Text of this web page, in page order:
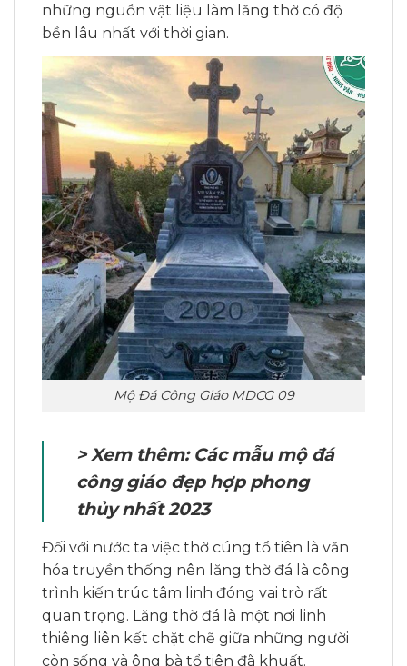
những nguồn vật liệu làm lăng thờ có độ
bền lâu nhất với thời gian.
Mộ Đá Công Giáo MDCG 09
> Xem thêm: Các mẫu mộ đá
công giáo đẹp hợp phong
thủy nhất 2023
Đối với nước ta việc thờ cúng tổ tiên là văn
hóa truyền thống nên lăng thờ đá là công
trình kiến trúc tâm linh đóng vai trò rất
quan trọng. Lăng thờ đá là một nơi linh
thiêng liên kết chặt chẽ giữa những người
còn sống và ông bà tổ tiên đã khuất.